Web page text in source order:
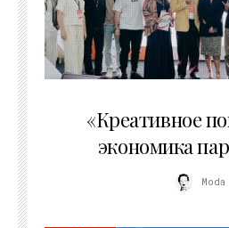
«Креативное
экономика
Moda